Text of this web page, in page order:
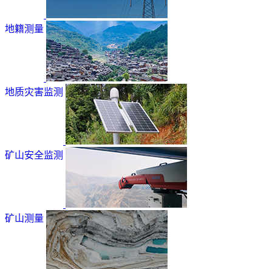
地籍测量
地质灾害监测
矿山安全监测
矿山测量